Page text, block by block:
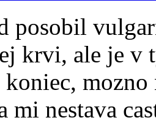
posobil
krvi, ale je v
mi nestava